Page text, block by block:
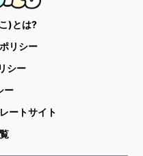
)とは?
リシー
シー
ー
ートサイト